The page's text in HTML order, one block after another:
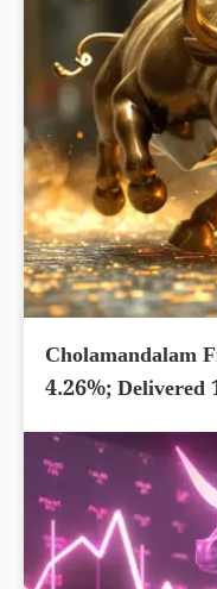
Cholamandalam
4.26%; Delivered